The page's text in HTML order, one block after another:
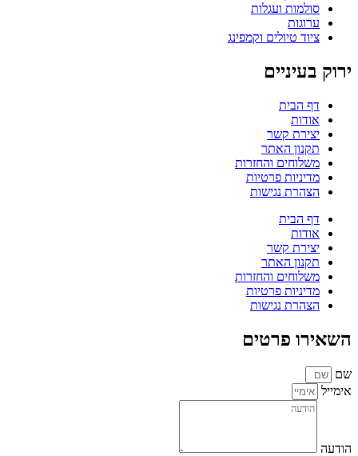
סולמות ועגלות
ערוגות
ציוד טיולים וקמפינג
ירוק בעיניים
דף הבית
אודות
יצירת קשר
תקנון האתר
משלוחים והחזרות
מדיניות פרטיות
הצהרת נגישות
דף הבית
אודות
יצירת קשר
תקנון האתר
משלוחים והחזרות
מדיניות פרטיות
הצהרת נגישות
השאירו פרטים
שם
אימייל
הודעה